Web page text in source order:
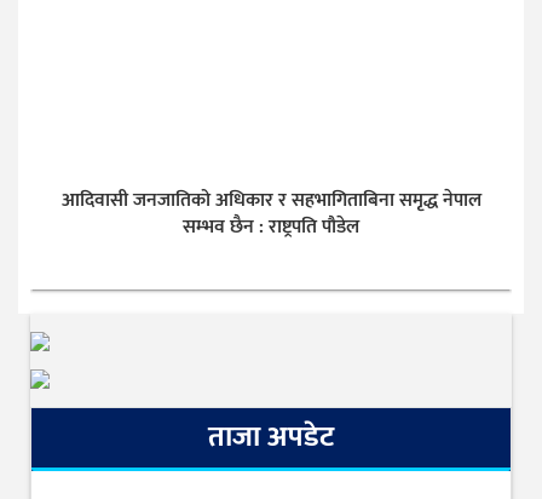
आदिवासी जनजातिको अधिकार र सहभागिताबिना समृद्ध नेपाल
सम्भव छैन : राष्ट्रपति पौडेल
ताजा अपडेट